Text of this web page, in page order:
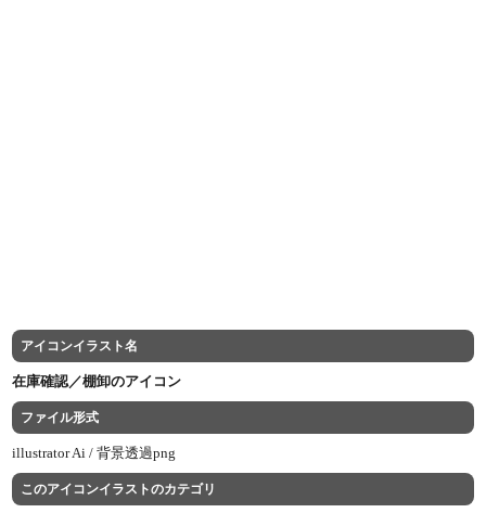
アイコンイラスト名
在庫確認／棚卸のアイコン
ファイル形式
illustrator Ai /背景透過png
このアイコンイラストのカテゴリ